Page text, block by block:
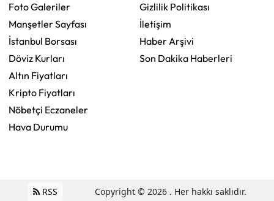
Foto Galeriler
Manşetler Sayfası
İstanbul Borsası
Döviz Kurları
Altın Fiyatları
Kripto Fiyatları
Nöbetçi Eczaneler
Hava Durumu
Gizlilik Politikası
İletişim
Haber Arşivi
Son Dakika Haberleri
RSS Copyright © 2026 . Her hakkı saklıdır.